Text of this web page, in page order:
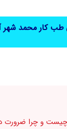
کار محمد شهر
و چرا ضرورت